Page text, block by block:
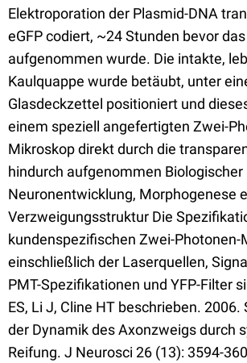
Elektroporation der Plasmid-DNA
eGFP codiert, ~24 Stunden bevor
aufgenommen wurde. Die intakte,
Kaulquappe wurde betäubt, unter
Glasdeckzettel positioniert und
einem speziell angefertigten Zwei-
Mikroskop direkt durch die
hindurch aufgenommen Biologischer
Neuronentwicklung, Morphogenese
Verzweigungsstruktur Die
kundenspezifischen Zwei-Photonen-
einschließlich der Laserquellen,
PMT-Spezifikationen und YFP-Filter
ES, Li J, Cline HT beschrieben. 2006.
der Dynamik des Axonzweigs durch
Reifung. J Neurosci 26 (13): 3594-